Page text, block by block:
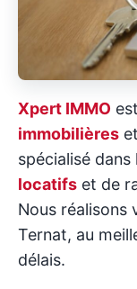
Xpert IMMO
immobilières
spécialisé
locatifs et de
Nous réalisons
Ternat, au
délais.